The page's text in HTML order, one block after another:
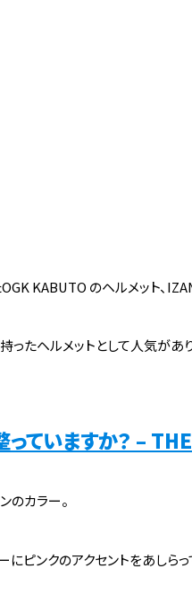
KABUTO のヘルメット、
たヘルメットとして人気があり
っていますか？ –
のカラー。
ピンクのアクセントをあしら